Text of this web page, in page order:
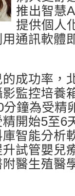
推出智慧
提供個人
通訊軟體
成功率，
監控培養
鐘為受精
開始5至6
智能分析
試管嬰兒
醫生殖醫